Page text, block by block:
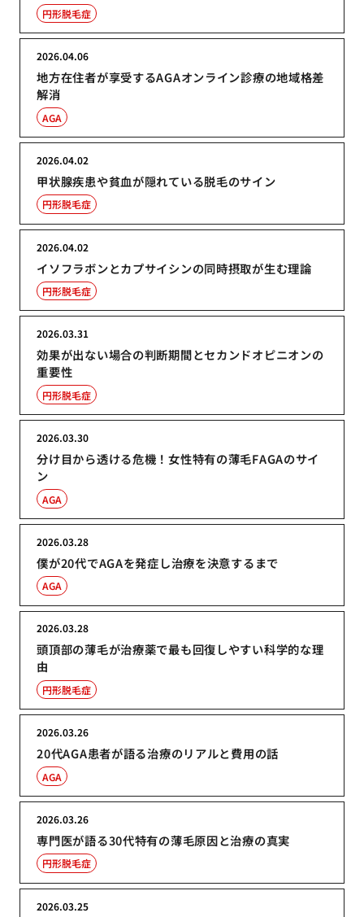
円形脱毛症
地方在住者が享受するAGAオンライン診療の地域格差
解消
2026.04.06
AGA
甲状腺疾患や貧血が隠れている脱毛のサイン
2026.04.02
円形脱毛症
イソフラボンとカプサイシンの同時摂取が生む理論
2026.04.02
円形脱毛症
効果が出ない場合の判断期間とセカンドオピニオンの
重要性
2026.03.31
円形脱毛症
分け目から透ける危機！女性特有の薄毛FAGAのサイ
ン
2026.03.30
AGA
僕が20代でAGAを発症し治療を決意するまで
2026.03.28
AGA
頭頂部の薄毛が治療薬で最も回復しやすい科学的な理
由
2026.03.28
円形脱毛症
20代AGA患者が語る治療のリアルと費用の話
2026.03.26
AGA
専門医が語る30代特有の薄毛原因と治療の真実
2026.03.26
円形脱毛症
2026.03.25